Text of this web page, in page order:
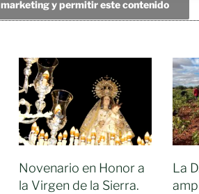
marketing y permitir este contenido
Novenario en Honor a
la Virgen de la Sierra.
La